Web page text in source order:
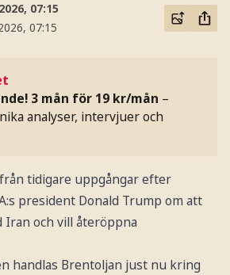
07:15
07:15
3 mån för 19 kr/mån –
analyser, intervjuer och
tidigare uppgångar efter
president Donald Trump om att
Iran och vill återöppna
handlas Brentoljan just nu kring